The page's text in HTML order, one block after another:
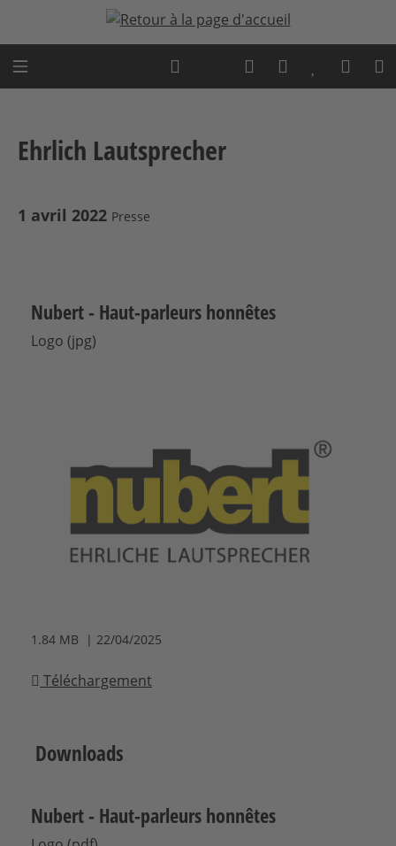
Passer au contenu principal
Expert advice
Ehrlich Lautsprecher
1 avril 2022 Presse
Nubert - Haut-parleurs honnêtes
Logo (jpg)
1.84 MB | 22/04/2025
Téléchargement
Downloads
Nubert - Haut-parleurs honnêtes